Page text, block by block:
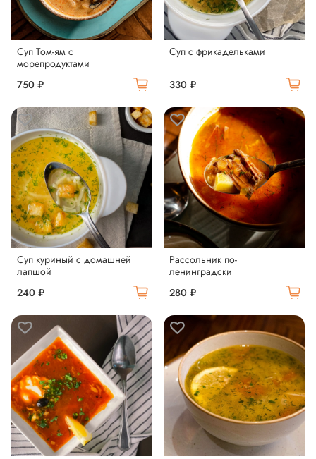
Суп Том-ям с
морепродуктами
750 ₽
Суп с фрикадельками
330 ₽
Суп куриный с домашней
лапшой
240 ₽
Рассольник по-
ленинградски
280 ₽